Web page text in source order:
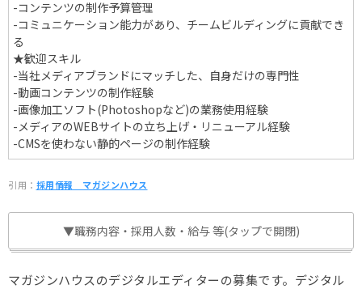
-コンテンツの制作予算管理
-コミュニケーション能力があり、チームビルディングに貢献でき
る
★歓迎スキル
-当社メディアブランドにマッチした、自身だけの専門性
-動画コンテンツの制作経験
-画像加工ソフト(Photoshopなど)の業務使用経験
-メディアのWEBサイトの立ち上げ・リニューアル経験
-CMSを使わない静的ページの制作経験
引用： 採用情報＿マガジンハウス
▼職務内容・採用人数・給与 等(タップで開閉)
マガジンハウスのデジタルエディターの募集です。デジタル